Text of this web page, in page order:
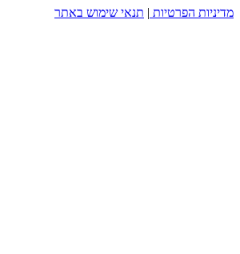
מדיניות הפרטיות | תנאי שימוש באתר